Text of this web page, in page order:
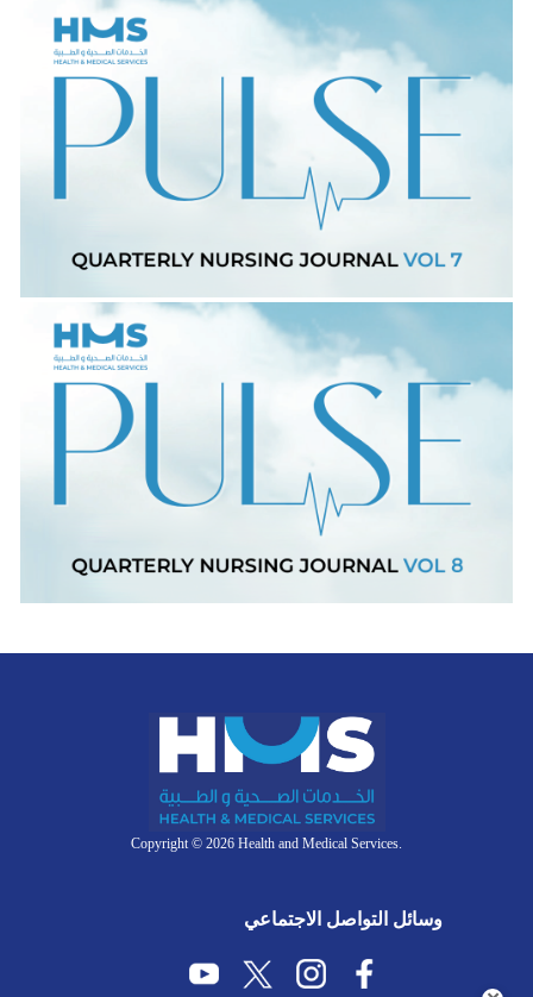
Copyright © 2026 Health and Medical Services.
وسائل التواصل الاجتماعي